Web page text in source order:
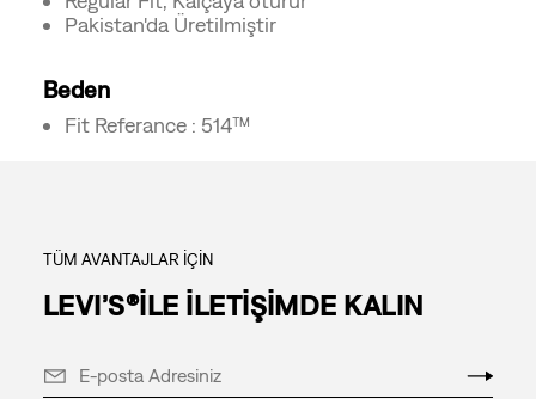
Pakistan'da Üretilmiştir
Beden
Fit Referance : 514™
TÜM AVANTAJLAR İÇİN
LEVI’S®İLE İLETİŞİMDE KALIN